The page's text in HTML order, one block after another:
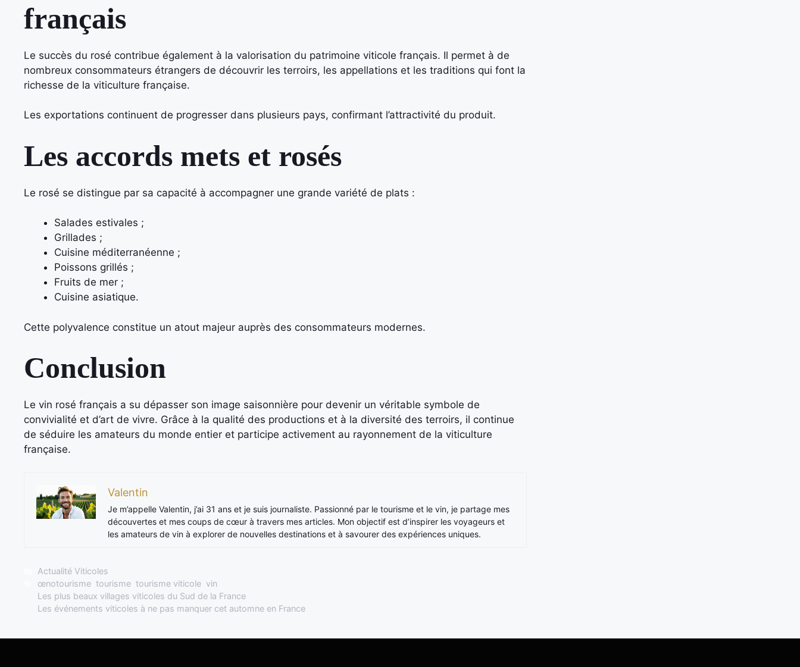
français
Le succès du rosé contribue également à la valorisation du patrimoine viticole français. Il permet à de
nombreux consommateurs étrangers de découvrir les terroirs, les appellations et les traditions qui font la
richesse de la viticulture française.
Les exportations continuent de progresser dans plusieurs pays, confirmant l’attractivité du produit.
Les accords mets et rosés
Le rosé se distingue par sa capacité à accompagner une grande variété de plats :
Salades estivales ;
Grillades ;
Cuisine méditerranéenne ;
Poissons grillés ;
Fruits de mer ;
Cuisine asiatique.
Cette polyvalence constitue un atout majeur auprès des consommateurs modernes.
Conclusion
Le vin rosé français a su dépasser son image saisonnière pour devenir un véritable symbole de
convivialité et d’art de vivre. Grâce à la qualité des productions et à la diversité des terroirs, il continue
de séduire les amateurs du monde entier et participe activement au rayonnement de la viticulture
française.
Valentin
Je m’appelle Valentin, j’ai 31 ans et je suis journaliste. Passionné par le tourisme et le vin, je partage mes
découvertes et mes coups de cœur à travers mes articles. Mon objectif est d’inspirer les voyageurs et
les amateurs de vin à explorer de nouvelles destinations et à savourer des expériences uniques.
Catégories
Actualité Viticoles
Étiquettes
œnotourisme ,tourisme ,tourisme viticole vin
Les plus beaux villages viticoles du Sud de la France
Les événements viticoles à ne pas manquer cet automne en France